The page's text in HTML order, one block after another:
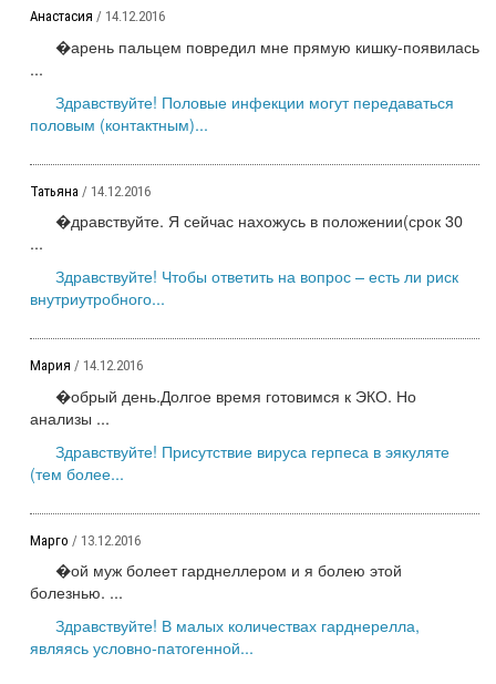
Анастасия / 14.12.2016
�арень пальцем повредил мне прямую кишку-появилась
...
Здравствуйте! Половые инфекции могут передаваться
половым (контактным)...
Татьяна / 14.12.2016
�дравствуйте. Я сейчас нахожусь в положении(срок 30
...
Здравствуйте! Чтобы ответить на вопрос – есть ли риск
внутриутробного...
Мария / 14.12.2016
�обрый день.Долгое время готовимся к ЭКО. Но
анализы ...
Здравствуйте! Присутствие вируса герпеса в эякуляте
(тем более...
Марго / 13.12.2016
�ой муж болеет гарднеллером и я болею этой
болезнью. ...
Здравствуйте! В малых количествах гарднерелла,
являясь условно-патогенной...